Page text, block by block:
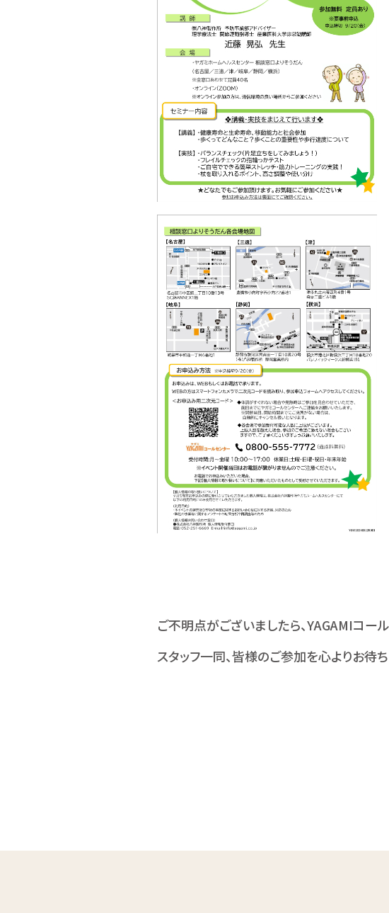
ご不明点がございましたら、YAGAMIコー
スタッフ一同、皆様のご参加を心よりお待ち